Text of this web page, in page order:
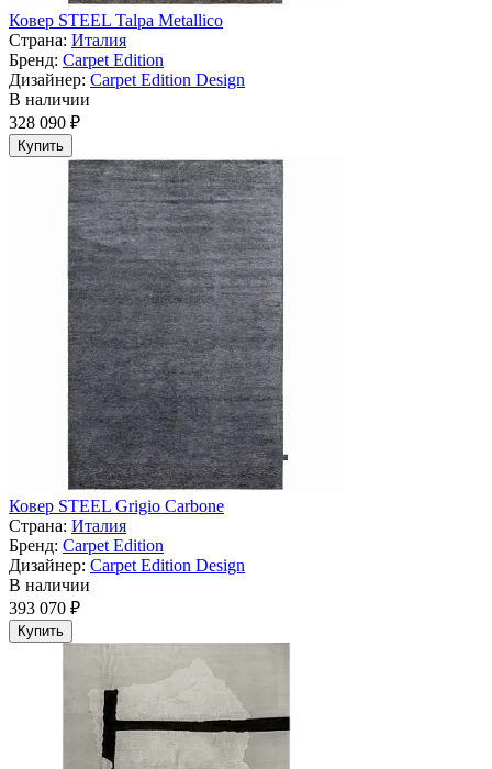
Ковер STEEL Talpa Metallico
Страна: Италия
Бренд: Carpet Edition
Дизайнер: Carpet Edition Design
В наличии
328 090 ₽
Купить
Ковер STEEL Grigio Carbone
Страна: Италия
Бренд: Carpet Edition
Дизайнер: Carpet Edition Design
В наличии
393 070 ₽
Купить